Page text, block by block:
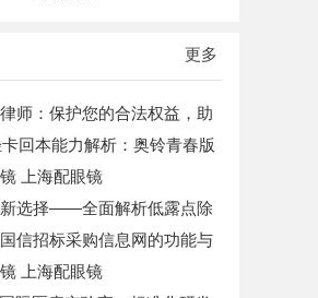
更多
师：保护您的合法权益，助
境回本能力解析：奥铃青春版
与高潜力车型介绍
上海配眼镜
选择——全面解析低露点除
优势
信招标采购信息网的功能与
上海配眼镜